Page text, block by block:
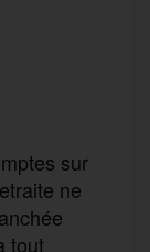
sur
ne
tout